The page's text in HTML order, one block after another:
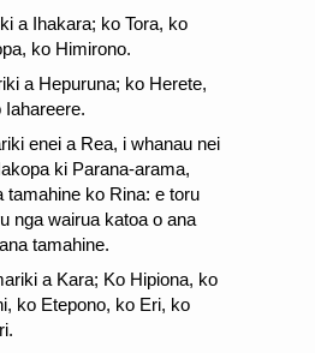
a Ihakara; ko Tora, ko
ko Himirono.
a Hepuruna; ko Herete,
Iahareere.
enei a Rea, i whanau nei
ki Parana-arama,
tamahine ko Rina: e toru
nga wairua katoa o ana
tamahine.
a Kara; Ko Hipiona, ko
ko Etepono, ko Eri, ko